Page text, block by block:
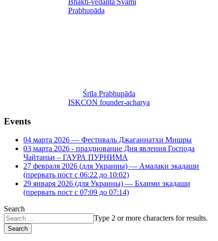
Śrīla Prabhupāda
ISKCON founder-acharya
Events
04 марта 2026 — Фестиваль Джаганнатхи Мишры
03 марта 2026 - празднование Дня явления Господа
Чайтаньи – ГАУРА ПУРНИМА
27 февраля 2026 (для Украины) — Амалаки экадаши
(прервать пост с 06:22 до 10:02)
29 января 2026 (для Украины) — Бхаими экадаши
(прервать пост с 07:09 до 07:14)
Search
Type 2 or more characters for results.
Search